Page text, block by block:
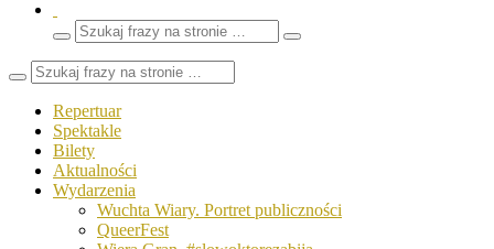
Wyszukaj
frazy
Zamknij
Repertuar
Spektakle
Bilety
Aktualności
Wydarzenia
Wuchta Wiary. Portret publiczności
QueerFest